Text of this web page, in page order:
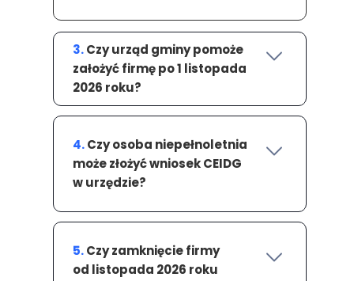
5.Czy zamknięcie firmy
od listopada 2026 roku
4.Czy osoba niepełnoletnia
może złożyć wniosek CEIDG
w urzędzie?
3.Czy urząd gminy pomoże
założyć firmę po 1 listopada
2026 roku?